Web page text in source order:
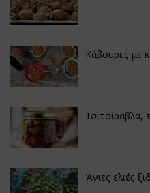
Κάβουρες με
Τσιτσίραβλα,
Άγιες ελιές